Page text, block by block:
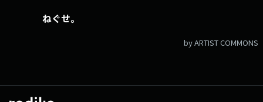
ねぐせ。
by ARTIST COMMONS